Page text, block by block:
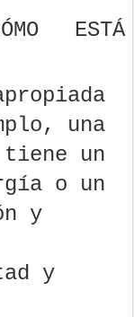
ESTÁ
una
un
o un
y
y